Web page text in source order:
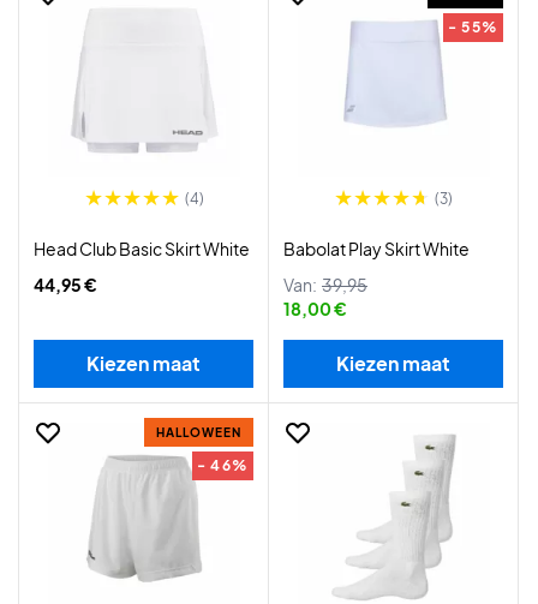
(4)
Head Club Basic Skirt White
44,95 €
Kiezen maat
- 55%
(3)
Babolat Play Skirt White
Van: 39,95
18,00 €
Kiezen maat
HALLOWEEN
- 46%